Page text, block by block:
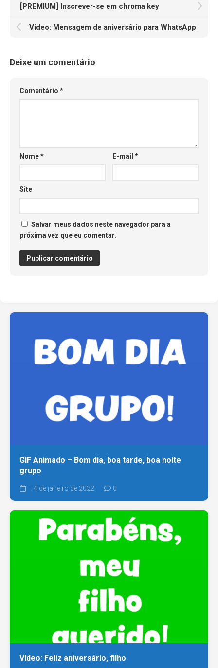
[PREMIUM] Inscrever-se em chroma key
Vídeo: Mensagem de aniversário para WhatsApp
Deixe um comentário
Comentário *
Nome* E-mail*
Site
Salvar meus dados neste navegador para a
próxima vez que eu comentar.
GIF Animado – Bom dia, boa tarde, boa noite
grupo
14 de janeiro de 2022 0
Vídeo: Feliz aniversário, filho